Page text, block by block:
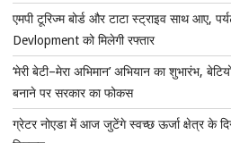
एमपी टूरिज्म बोर्ड और टाटा स्ट्राइव साथ आए,
Devlopment को मिलेगी रफ्तार
‘मेरी बेटी–मेरा अभिमान’ अभियान का शुभारंभ,
बनाने पर सरकार का फोकस
ग्रेटर नोएडा में आज जुटेंगे स्वच्छ ऊर्जा क्षेत्र के